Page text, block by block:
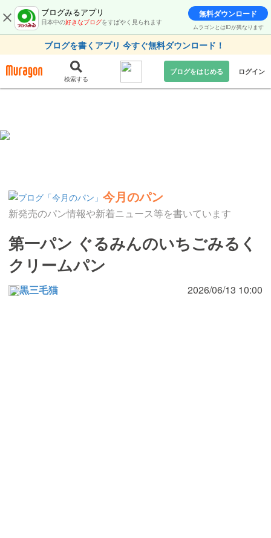
ブログみるアプリ
日本中の好きなブログをすばやく見られます
無料ダウンロード
ムラゴンとはIDが異なります
ブログを書くアプリ 今すぐ無料ダウンロード！
検索する
ブログをはじめる ログイン
今月のパン
新発売のパン情報や新着ニュース等を書いています
第一パン ぐるみんのいちごみるく
クリームパン
黒三毛猫 2026/06/13 10:00